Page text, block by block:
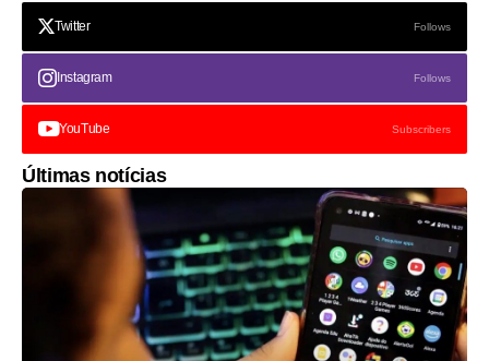
Twitter Follows
Instagram Follows
YouTube Subscribers
Últimas notícias